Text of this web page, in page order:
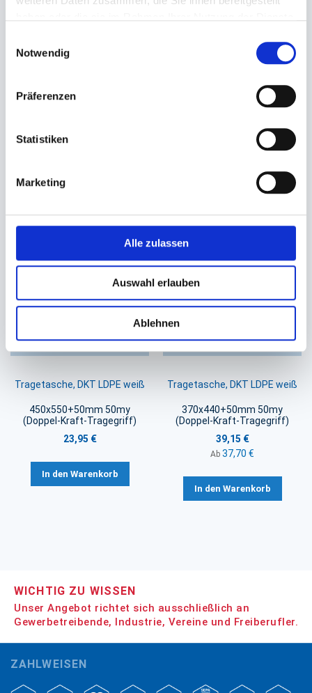
Notwendig
Präferenzen
Statistiken
Marketing
Alle zulassen
Auswahl erlauben
Ablehnen
440x470+45mm
Tragetasche, DKT LDPE
370x440+50mm 50my
Tragetasche, DKT LDPE weiß
450x550+50mm 50my
(Doppel-Kraft-Tragegriff)
23,95 €
In den Warenkorb
Tragetasche, DKT LDPE weiß
370x440+50mm 50my
(Doppel-Kraft-Tragegriff)
39,15 €
Ab 37,70 €
In den Warenkorb
WICHTIG ZU WISSEN
Unser Angebot richtet sich ausschließlich an
Gewerbetreibende, Industrie, Vereine und Freiberufler.
ZAHLWEISEN